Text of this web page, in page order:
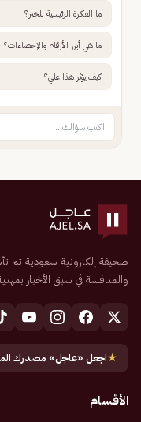
ما الفكرة الرئيسية للخبر؟
ما هي أبرز الأرقام والإحصاءات؟
كيف يؤثر هذا علي؟
والمنافسة في سبق الأخبار
★اجعل «عاجل» مصدرك
الأقسام